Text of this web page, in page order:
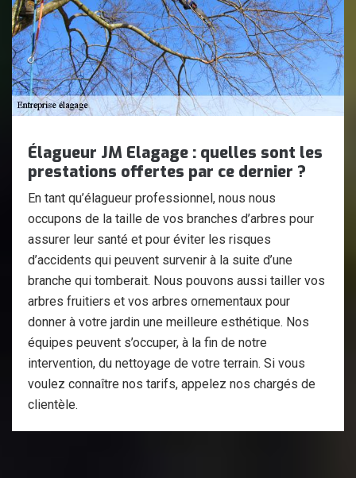
Élagueur JM Elagage : quelles sont les
prestations offertes par ce dernier ?
En tant qu’élagueur professionnel, nous nous
occupons de la taille de vos branches d’arbres pour
assurer leur santé et pour éviter les risques
d’accidents qui peuvent survenir à la suite d’une
branche qui tomberait. Nous pouvons aussi tailler vos
arbres fruitiers et vos arbres ornementaux pour
donner à votre jardin une meilleure esthétique. Nos
équipes peuvent s’occuper, à la fin de notre
intervention, du nettoyage de votre terrain. Si vous
voulez connaître nos tarifs, appelez nos chargés de
clientèle.